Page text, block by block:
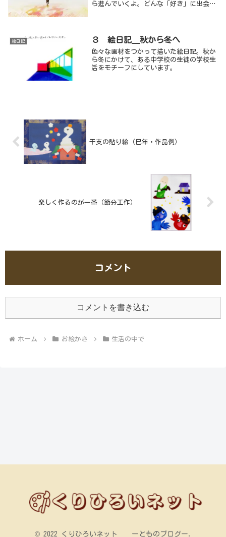
ら進んでいくよ。どんな「好き」に出会え
絵日記 ３ 絵日記＿秋から冬へ
色々な画材をつかって描いた絵日記。秋か
ら冬にかけて、ある中学校の生徒の学校生
活をモチーフにしています。
干支の貼り絵（巳年・作品例）
楽しく作るのが一番（節分工作）
コメント
コメントを書き込む
ホーム お絵かき 生活の中で
© 2022 くりひろいネット ーとものブログー.